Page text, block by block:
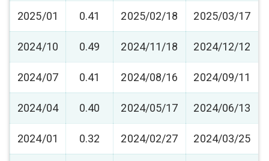
2025/01 0.41 2025/02/18 2025/03/17
2024/10 0.49 2024/11/18 2024/12/12
2024/07 0.41 2024/08/16 2024/09/11
2024/04 0.40 2024/05/17 2024/06/13
2024/01 0.32 2024/02/27 2024/03/25